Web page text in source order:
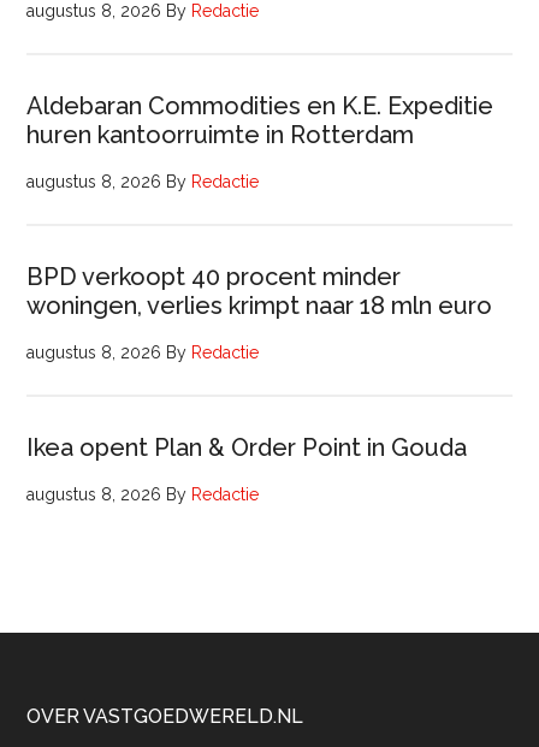
augustus 8, 2026 By Redactie
Aldebaran Commodities en K.E. Expeditie
huren kantoorruimte in Rotterdam
augustus 8, 2026 By Redactie
BPD verkoopt 40 procent minder
woningen, verlies krimpt naar 18 mln euro
augustus 8, 2026 By Redactie
Ikea opent Plan & Order Point in Gouda
augustus 8, 2026 By Redactie
Footer
OVER VASTGOEDWERELD.NL